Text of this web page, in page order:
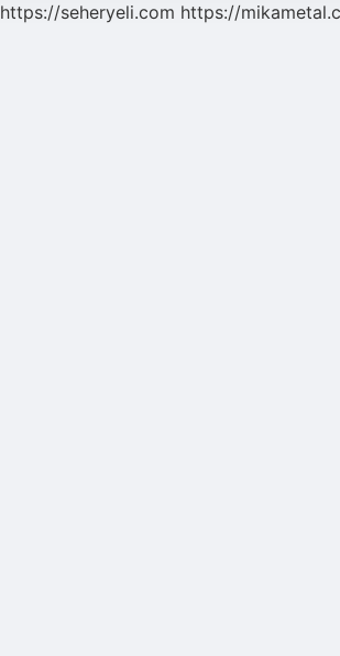
https://seheryeli.com https://